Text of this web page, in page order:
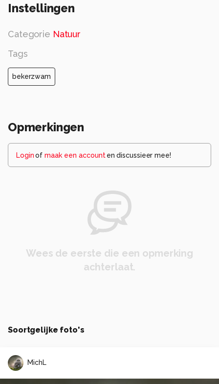
Instellingen
Categorie Natuur
Tags
bekerzwam
Opmerkingen
Loginof maak een account en discussieer mee!
Wees de eerste die een opmerking
achterlaat.
Soortgelijke foto's
MichL